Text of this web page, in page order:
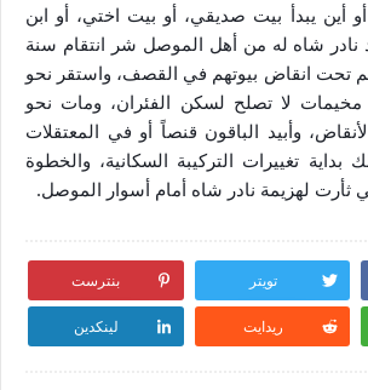
أو أين يبدأ بيت صديقي، أو بيت اختي، أو ابن
نادر شاه له من أهل الموصل شر انتقام سنة
تحت انقاض بيوتهم في القصف، واستقر نحو
في مخيمات لا تصلح لسكن الفئران، ومات نحو
وأبيد الباقون قنصاً أو في المعتقلات
تغييرات التركيبة السكانية، والخطوة
ثأرت لهزيمة نادر شاه أمام أسوار الموصل.
تويتر بنترست
ريدايت لينكدين